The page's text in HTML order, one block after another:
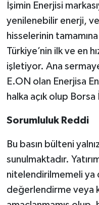
İşimin Enerjisi
yenilenebilir enerji,
hisselerinin
Türkiye’nin ilk ve en
işletiyor. Ana
E.ON olan Enerjisa
halka açık olup
Sorumluluk Reddi
Bu basın bülteni
sunulmaktadır.
nitelendirilmemeli ya
değerlendirme veya